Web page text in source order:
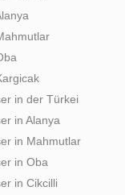
in der Türkei
in Alanya
in Mahmutlar
in Oba
in Cikcilli